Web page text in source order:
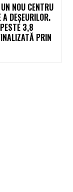
NOU CENTRU
A DEȘEURILOR.
3,8
PRIN